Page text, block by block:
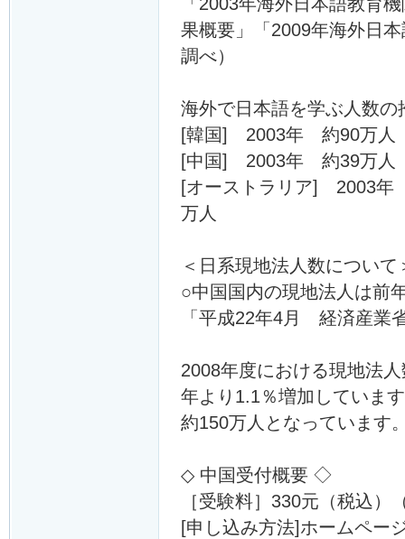
果概要」「2009年海外日
調べ）
海外で日本語を学ぶ人数の
[韓国] 2003年 約90万
[中国] 2003年 約39万
[オーストラリア]
万人
＜日系現地法人数について
○中国国内の現地法人は前
「平成22年4月 経済産業
2008年度における現地法
年より1.1％増加していま
約150万人となっています
◇ 中国受付概要 ◇
［受験料］330元（税込
[申し込み方法]ホームペー